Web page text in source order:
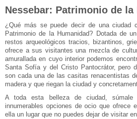
Nessebar: Patrimonio de la
¿Qué más se puede decir de una ciudad
Patrimonio de la Humanidad? Dotada de
restos arqueológicos tracios, bizantinos,
ofrece a sus visitantes una mezcla de
amurallada en cuyo interior podemos
Santa Sofía y del Cristo Pantocrátor, pero
son cada una de las casitas renacentistas
madera y que riegan la ciudad y
A toda esta belleza de ciudad,
innumerables opciones de ocio que ofrece
ella un lugar que no puedes dejar de visitar